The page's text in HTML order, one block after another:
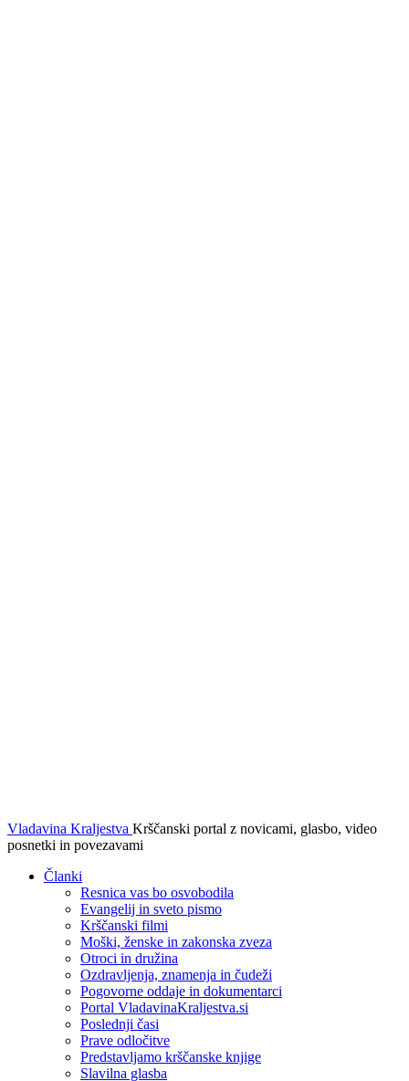
Vladavina Kraljestva Krščanski portal z novicami, glasbo, video
posnetki in povezavami
Članki
Resnica vas bo osvobodila
Evangelij in sveto pismo
Krščanski filmi
Moški, ženske in zakonska zveza
Otroci in družina
Ozdravljenja, znamenja in čudeži
Pogovorne oddaje in dokumentarci
Portal VladavinaKraljestva.si
Poslednji časi
Prave odločitve
Predstavljamo krščanske knjige
Slavilna glasba